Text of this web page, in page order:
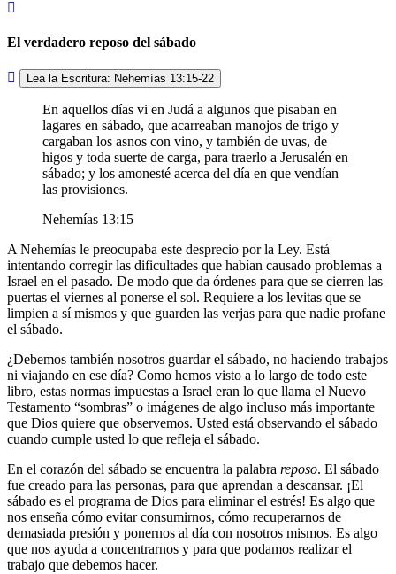
El verdadero reposo del sábado
Lea la Escritura: Nehemías 13:15-22
En aquellos días vi en Judá a algunos que pisaban en
lagares en sábado, que acarreaban manojos de trigo y
cargaban los asnos con vino, y también de uvas, de
higos y toda suerte de carga, para traerlo a Jerusalén en
sábado; y los amonesté acerca del día en que vendían
las provisiones.
Nehemías 13:15
A Nehemías le preocupaba este desprecio por la Ley. Está
intentando corregir las dificultades que habían causado problemas a
Israel en el pasado. De modo que da órdenes para que se cierren las
puertas el viernes al ponerse el sol. Requiere a los levitas que se
limpien a sí mismos y que guarden las verjas para que nadie profane
el sábado.
¿Debemos también nosotros guardar el sábado, no haciendo trabajos
ni viajando en ese día? Como hemos visto a lo largo de todo este
libro, estas normas impuestas a Israel eran lo que llama el Nuevo
Testamento “sombras” o imágenes de algo incluso más importante
que Dios quiere que observemos. Usted está observando el sábado
cuando cumple usted lo que refleja el sábado.
En el corazón del sábado se encuentra la palabra reposo. El sábado
fue creado para las personas, para que aprendan a descansar. ¡El
sábado es el programa de Dios para eliminar el estrés! Es algo que
nos enseña cómo evitar consumirnos, cómo recuperarnos de
demasiada presión y ponernos al día con nosotros mismos. Es algo
que nos ayuda a concentrarnos y para que podamos realizar el
trabajo que debemos hacer.